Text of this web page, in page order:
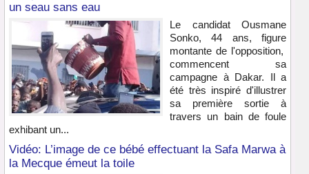
un seau sans eau
Le candidat Ousmane
Sonko, 44 ans, figure
montante de l'opposition,
commencent sa
campagne à Dakar. Il a
été très inspiré d'illustrer
sa première sortie à
travers un bain de foule
exhibant un...
Vidéo: L’image de ce bébé effectuant la Safa Marwa à
la Mecque émeut la toile